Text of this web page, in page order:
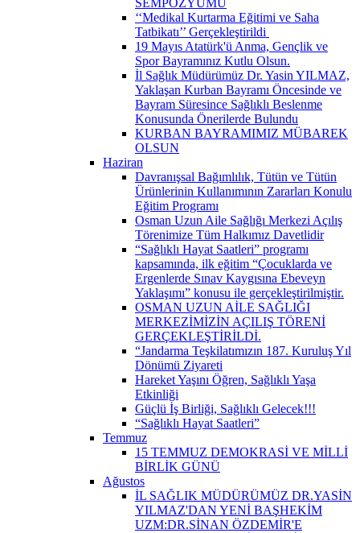
‘‘Medikal Kurtarma Eğitimi ve Saha
Tatbikatı’’ Gerçekleştirildi ​
19 Mayıs Atatürk'ü Anma, Gençlik ve
Spor Bayramınız Kutlu Olsun.
İl Sağlık Müdürümüz Dr. Yasin YILMAZ,
Yaklaşan Kurban Bayramı Öncesinde ve
Bayram Süresince Sağlıklı Beslenme
Konusunda Önerilerde Bulundu
KURBAN BAYRAMIMIZ MÜBAREK
OLSUN
Haziran
Davranışsal Bağımlılık, Tütün ve Tütün
Ürünlerinin Kullanımının Zararları Konulu
Eğitim Programı
Osman Uzun Aile Sağlığı Merkezi Açılış
Törenimize Tüm Halkımız Davetlidir
“Sağlıklı Hayat Saatleri” programı
kapsamında, ilk eğitim “Çocuklarda ve
Ergenlerde Sınav Kaygısına Ebeveyn
Yaklaşımı” konusu ile gerçekleştirilmiştir.
OSMAN UZUN AİLE SAĞLIĞI
MERKEZİMİZİN AÇILIŞ TÖRENİ
GERÇEKLEŞTİRİLDİ.
“Jandarma Teşkilatımızın 187. Kuruluş Yıl
Dönümü Ziyareti
Hareket Yaşını Öğren, Sağlıklı Yaşa
Etkinliği
Güçlü İş Birliği, Sağlıklı Gelecek!!!
“Sağlıklı Hayat Saatleri”
Temmuz
15 TEMMUZ DEMOKRASİ VE MİLLİ
BİRLİK GÜNÜ
Ağustos
İL SAĞLIK MÜDÜRÜMÜZ DR.YASİN
YILMAZ'DAN YENİ BAŞHEKİM
UZM:DR.SİNAN ÖZDEMİR'E